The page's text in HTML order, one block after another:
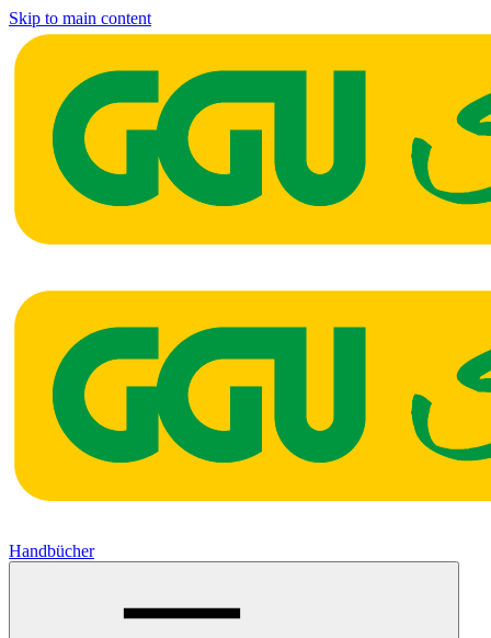
Skip to main content
Handbücher